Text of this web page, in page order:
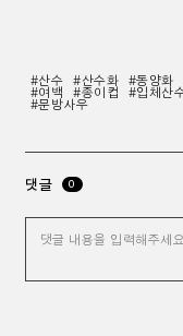
#산수 #산수화 #동양화
#여백
#종이컵 #입체산
#문방사우
댓글 0